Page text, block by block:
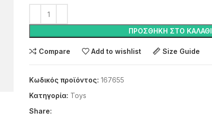
ΠΡΟΣΘΉΚΗ ΣΤΟ ΚΑΛΆΘΙ
Compare Add to wishlist Size Guide
Κωδικός προϊόντος: 167655
Κατηγορία: Toys
Share: